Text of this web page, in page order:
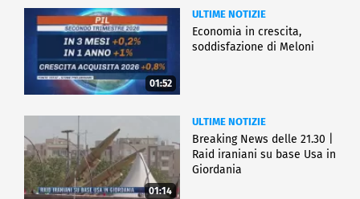
01:52
ULTIME NOTIZIE
Economia in crescita,
soddisfazione di Meloni
01:14
ULTIME NOTIZIE
Breaking News delle 21.30 |
Raid iraniani su base Usa in
Giordania